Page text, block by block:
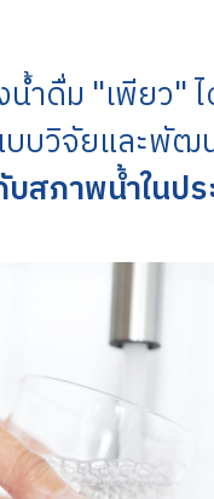
น้ำดื่ม "เพียว"
บวิจัยและพัฒ
บสภาพน้ำในปร